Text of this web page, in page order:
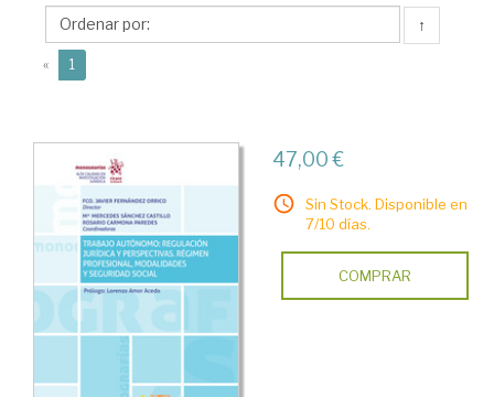
Lorenzo
↑
« 1
47,00 €
Sin Stock. Disponible en
7/10 días.
COMPRAR